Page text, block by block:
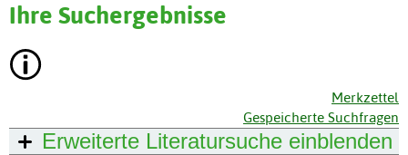
Ihre Suchergebnisse
Merkzettel
Gespeicherte Suchfragen
Erweiterte Literatursuche einblenden